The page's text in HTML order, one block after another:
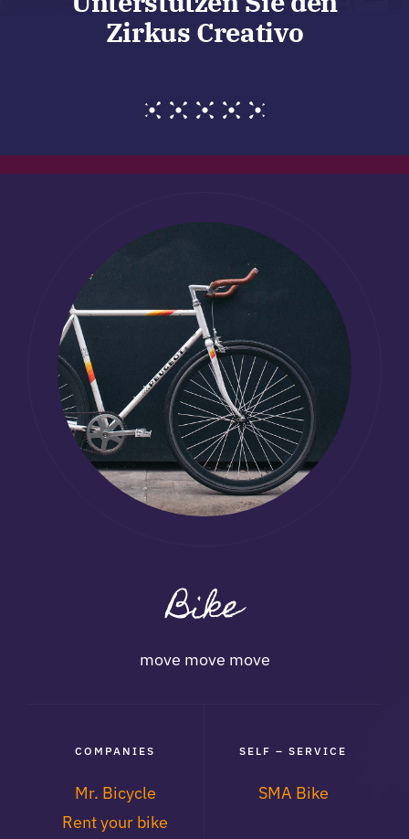
Zirkus Creativo
Bike
move move move
COMPANIES
Mr. Bicycle
Rent your bike
SELF – SERVICE
SMA Bike